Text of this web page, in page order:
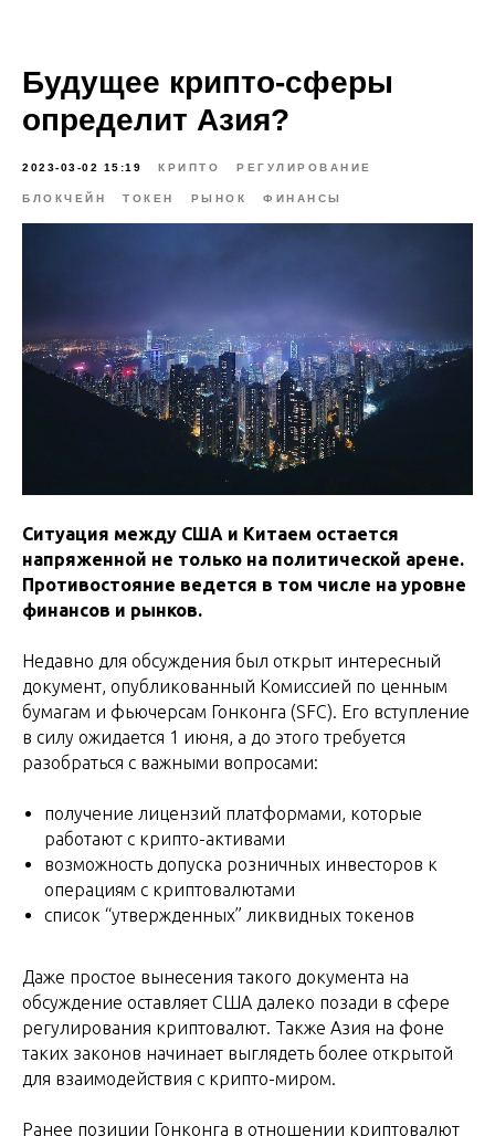
Будущее крипто-сферы
определит Азия?
2023-03-02 15:19 КРИПТО РЕГУЛИРОВАНИЕ
БЛОКЧЕЙН ТОКЕН РЫНОК ФИНАНСЫ
Ситуация между США и Китаем остается
напряженной не только на политической арене.
Противостояние ведется в том числе на уровне
финансов и рынков.
Недавно для обсуждения был открыт интересный
документ, опубликованный Комиссией по ценным
бумагам и фьючерсам Гонконга (SFC). Его вступление
в силу ожидается 1 июня, а до этого требуется
разобраться с важными вопросами:
получение лицензий платформами, которые
работают с крипто-активами
возможность допуска розничных инвесторов к
операциям с криптовалютами
список “утвержденных” ликвидных токенов
Даже простое вынесения такого документа на
обсуждение оставляет США далеко позади в сфере
регулирования криптовалют. Также Азия на фоне
таких законов начинает выглядеть более открытой
для взаимодействия с крипто-миром.
Ранее позиции Гонконга в отношении криптовалют